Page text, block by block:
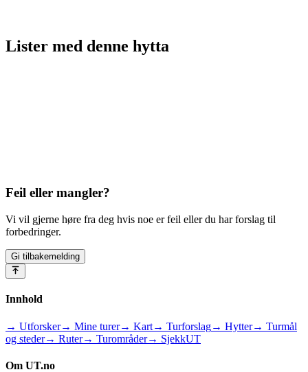
Lister med denne hytta
Feil eller mangler?
Vi vil gjerne høre fra deg hvis noe er feil eller du har forslag til
forbedringer.
Gi tilbakemelding
Innhold
→ Utforsker→ Mine turer→ Kart→ Turforslag→ Hytter→ Turmål
og steder→ Ruter→ Turområder→ SjekkUT
Om UT.no